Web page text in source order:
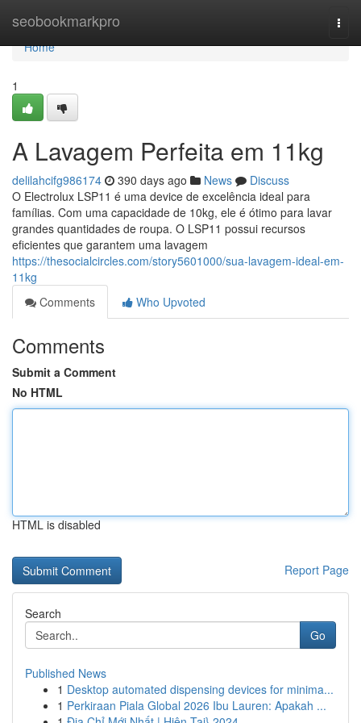
seobookmarkpro
Home
Home
1
A Lavagem Perfeita em 11kg
delilahcifg986174 390 days ago News
Discuss
O Electrolux LSP11 é uma device de excelência ideal para
famílias. Com uma capacidade de 10kg, ele é ótimo para lavar
grandes quantidades de roupa. O LSP11 possui recursos
eficientes que garantem uma lavagem
https://thesocialcircles.com/story5601000/sua-lavagem-ideal-em-
11kg
Comments
Who Upvoted
Comments
Submit a Comment
No HTML
HTML is disabled
Report Page
Search
Go
Published News
1 Desktop automated dispensing devices for minima...
1 Perkiraan Piala Global 2026 Ibu Lauren: Apakah ...